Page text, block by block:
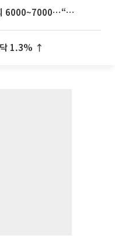
[주간증시전망] 다음주 코스피 6000~7000⋯“外人 수급은 정책이 변수”
1.3% ↑